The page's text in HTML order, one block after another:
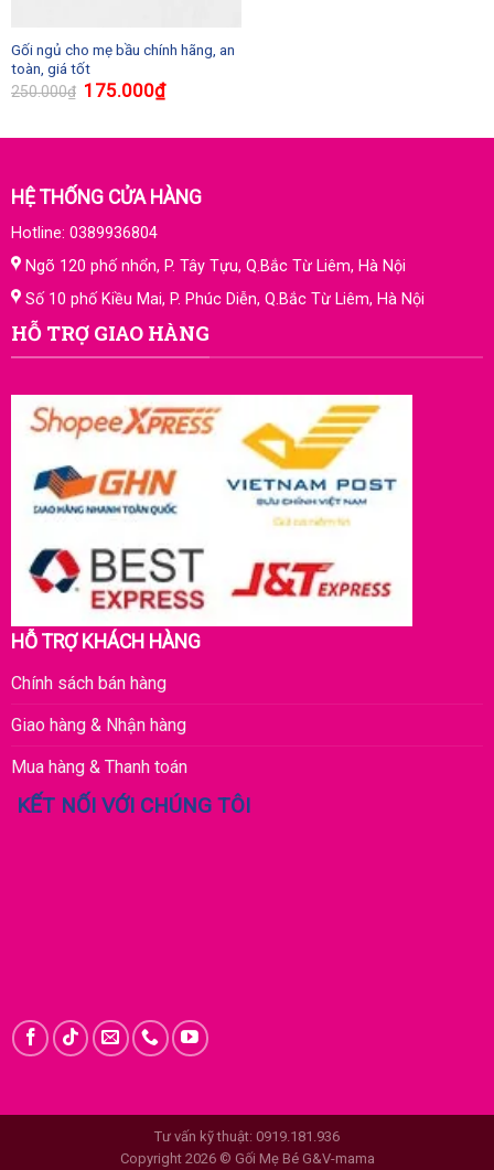
Gối ngủ cho mẹ bầu chính hãng, an
toàn, giá tốt
250.000₫ 175.000₫
HỆ THỐNG CỬA HÀNG
Hotline: 0389936804
Ngõ 120 phố nhổn, P. Tây Tựu, Q.Bắc Từ Liêm, Hà Nội
Số 10 phố Kiều Mai, P. Phúc Diễn, Q.Bắc Từ Liêm, Hà Nội
HỖ TRỢ GIAO HÀNG
HỖ TRỢ KHÁCH HÀNG
Chính sách bán hàng
Giao hàng & Nhận hàng
Mua hàng & Thanh toán
KẾT NỐI VỚI CHÚNG TÔI
Tư vấn kỹ thuật: 0919.181.936
Copyright 2026 © Gối Mẹ Bé G&V-mama